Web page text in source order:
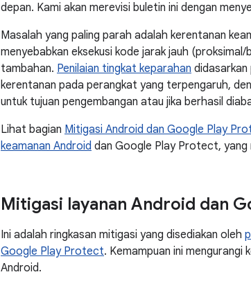
depan. Kami akan merevisi buletin ini dengan
Masalah yang paling parah adalah kerentanan
menyebabkan eksekusi kode jarak jauh
tambahan. Penilaian tingkat keparahan didasarkan
kerentanan pada perangkat yang terpengaruh,
untuk tujuan pengembangan atau jika berhasil
Lihat bagian Mitigasi Android dan Google Play
keamanan Android dan Google Play Protect, yang
Mitigasi layanan Android dan
Ini adalah ringkasan mitigasi yang disediakan oleh
Google Play Protect. Kemampuan ini mengurangi
Android.